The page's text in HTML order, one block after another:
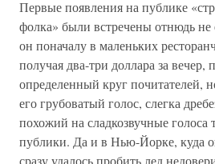
Первые появления на публике
фолка» были встречены отнюдь
он поначалу в маленьких
получая два-три доллара за вечер,
определенный круг почитателей,
его грубоватый голос, слегка
похожий на сладкозвучные голоса
публики. Да и в Нью-Йорке, куда
сразу удалось пробить лед